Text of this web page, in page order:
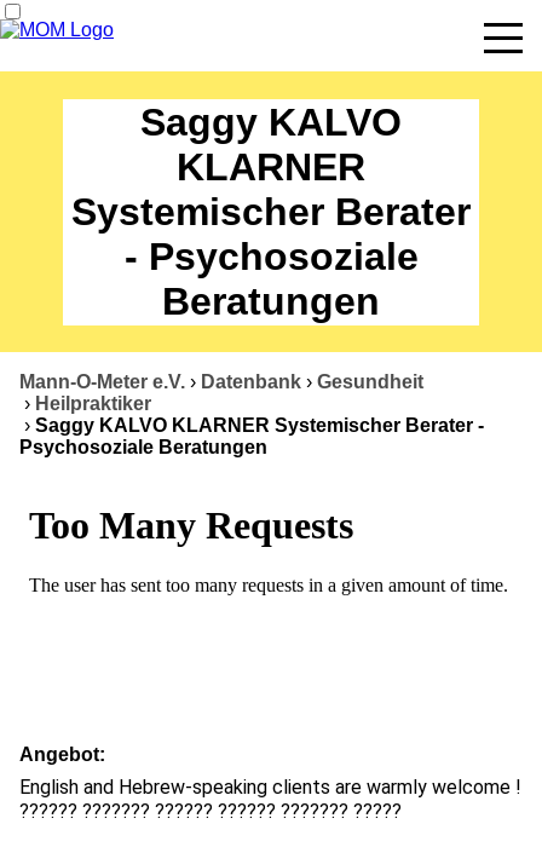
Termine
Angebote
Über uns
Datenbank
Kontakt
Saggy KALVO
KLARNER
Systemischer Berater
- Psychosoziale
Beratungen
Mann-O-Meter e.V. › Datenbank › Gesundheit
› Heilpraktiker
› Saggy KALVO KLARNER Systemischer Berater -
Psychosoziale Beratungen
Angebot
English and Hebrew-speaking clients are warmly welcome !
?????? ??????? ?????? ?????? ??????? ?????